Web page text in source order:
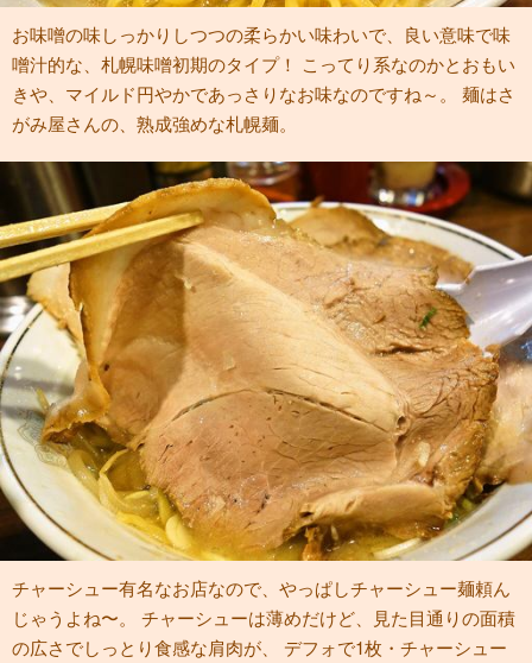
お味噌の味しっかりしつつの柔らかい味わいで、良い意味で味
噌汁的な、札幌味噌初期のタイプ！ こってり系なのかとおもい
きや、マイルド円やかであっさりなお味なのですね～。 麺はさ
がみ屋さんの、熟成強めな札幌麺。
チャーシュー有名なお店なので、やっぱしチャーシュー麺頼ん
じゃうよね〜。 チャーシューは薄めだけど、見た目通りの面積
の広さでしっとり食感な肩肉が、 デフォで1枚・チャーシュー